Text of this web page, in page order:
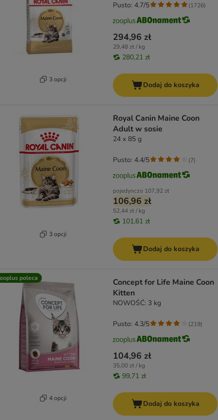
3 opcji
294,96 zł
29,48 zł / kg
280,21 zł
Pusto: 4.7/5 (1726)
Dodaj do koszyka
3 opcji
Royal Canin Maine Coon
Adult w sosie
24 x 85 g
pojedynczo 107,92 zł
106,96 zł
52,44 zł / kg
101,61 zł
Pusto: 4.4/5 (7)
Dodaj do koszyka
poleca
4 opcji
Concept for Life Maine Coon
Kitten
NOWOŚĆ: 3 kg
104,96 zł
35,00 zł / kg
99,71 zł
Pusto: 4.3/5 (219)
Dodaj do koszyka